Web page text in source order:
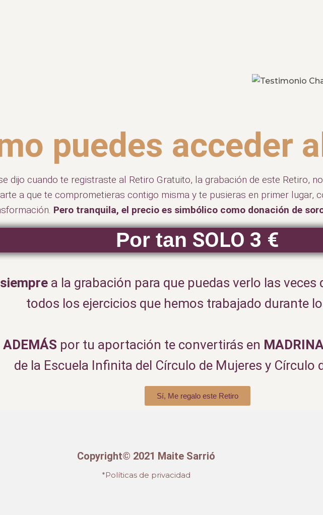
puedes acceder
dijo cuando te registraste al Retiro Gratuito, la grabación de este Retiro,
a que te comprometieras contigo misma y te pusieras en primer lugar,
Pero tranquila, el precio es simbólico como donación de
Por tan SOLO 3 €
a la grabación para que puedas verlo las
todos los ejercicios que hemos trabajado durante
ADEMÁS por tu aportación te convertirás en
de la Escuela Infinita del Círculo de Mujeres y Círculo
Sí, Me regalo este Retiro
Copyright© 2021 Maite Sarrió
*Políticas de privacidad